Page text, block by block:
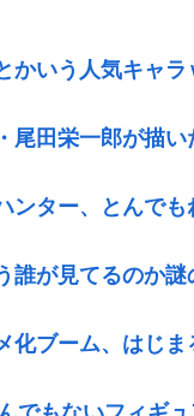
かいう人気キャラ
尾田栄一郎が描
ンター、とんで
誰が見てるのか
化ブーム、はじ